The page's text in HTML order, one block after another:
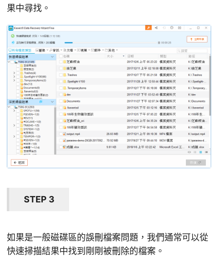
果中尋找。
STEP 3
如果是一般磁碟區的誤刪檔案問題，我們通常可以從
快速掃描結果中找到剛剛被刪除的檔案。